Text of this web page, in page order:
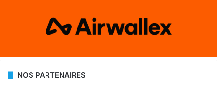
NOS PARTENAIRES